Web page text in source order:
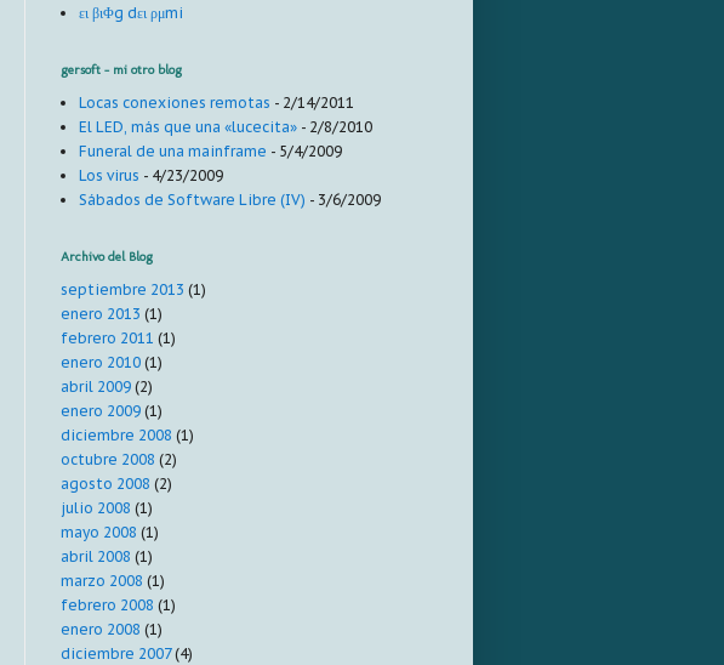
ει βιΦg dει ρμmi
gersoft - mi otro blog
Locas conexiones remotas - 2/14/2011
El LED, más que una «lucecita» - 2/8/2010
Funeral de una mainframe - 5/4/2009
Los virus - 4/23/2009
Sábados de Software Libre (IV) - 3/6/2009
Archivo del Blog
septiembre 2013 (1)
enero 2013 (1)
febrero 2011 (1)
enero 2010 (1)
abril 2009 (2)
enero 2009 (1)
diciembre 2008 (1)
octubre 2008 (2)
agosto 2008 (2)
julio 2008 (1)
mayo 2008 (1)
abril 2008 (1)
marzo 2008 (1)
febrero 2008 (1)
enero 2008 (1)
diciembre 2007(4)